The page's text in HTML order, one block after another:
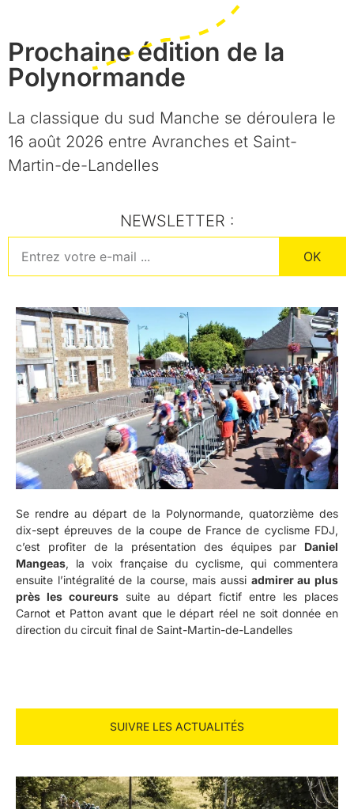
Prochaine édition de la
Polynormande
La classique du sud Manche se déroulera le
16 août 2026 entre Avranches et Saint-
Martin-de-Landelles
NEWSLETTER :
OK
Se rendre au départ de la Polynormande, quatorzième des
dix-sept épreuves de la coupe de France de cyclisme FDJ,
c’est profiter de la présentation des équipes par Daniel
Mangeas, la voix française du cyclisme, qui commentera
ensuite l’intégralité de la course, mais aussi admirer au plus
près les coureurs suite au départ fictif entre les places
Carnot et Patton avant que le départ réel ne soit donnée en
direction du circuit final de Saint-Martin-de-Landelles
SUIVRE LES ACTUALITÉS